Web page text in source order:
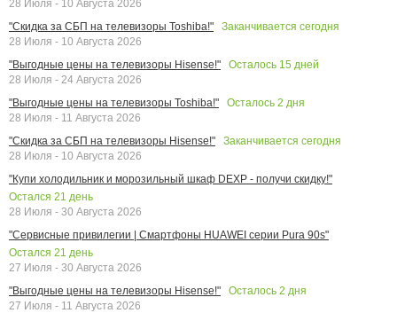
28 Июля - 10 Августа 2026
"Скидка за СБП на телевизоры Toshiba!"
Заканчивается сегодня
28 Июля - 10 Августа 2026
"Выгодные цены на телевизоры Hisense!"
Осталось 15 дней
28 Июля - 24 Августа 2026
"Выгодные цены на телевизоры Toshiba!"
Осталось 2 дня
28 Июля - 11 Августа 2026
"Скидка за СБП на телевизоры Hisense!"
Заканчивается сегодня
28 Июля - 10 Августа 2026
"Купи холодильник и морозильный шкаф DEXP - получи скидку!"
Остался 21 день
28 Июля - 30 Августа 2026
"Сервисные привилегии | Смартфоны HUAWEI серии Pura 90s"
Остался 21 день
27 Июля - 30 Августа 2026
"Выгодные цены на телевизоры Hisense!"
Осталось 2 дня
27 Июля - 11 Августа 2026